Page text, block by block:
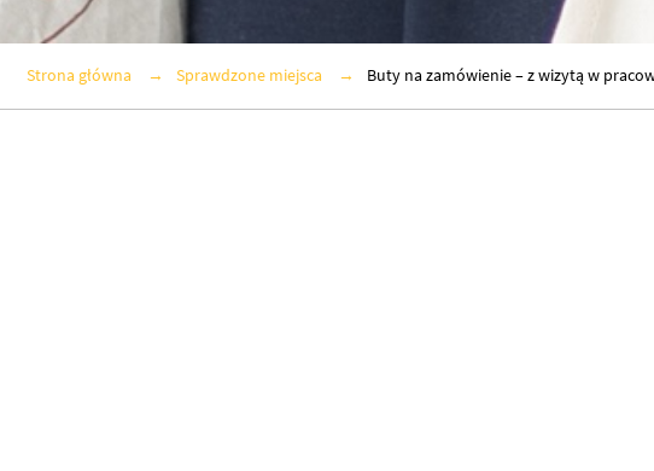
Strona główna Sprawdzone miejsca Buty na zamówienie – z wizytą w